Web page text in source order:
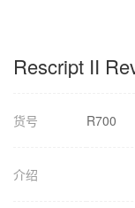
Rescript II
货号 R700
介绍